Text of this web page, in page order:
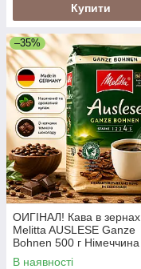
Купити
–35%
ОИГІНАЛ! Кава в зернах
Melitta AUSLESE Ganze
Bohnen 500 г Німеччина
В наявності